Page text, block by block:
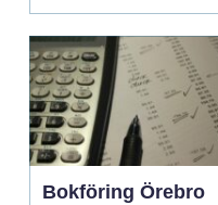
Bokföring Örebro